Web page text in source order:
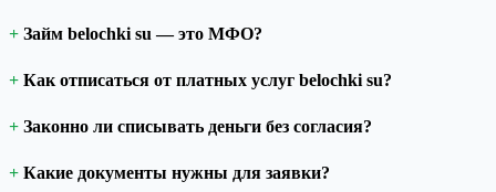
Займ belochki su — это МФО?
Как отписаться от платных услуг belochki su?
Законно ли списывать деньги без согласия?
Какие документы нужны для заявки?